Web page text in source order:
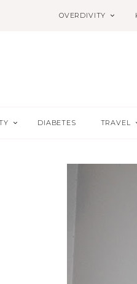
OVERDIVITY
DIABETES TRAVEL